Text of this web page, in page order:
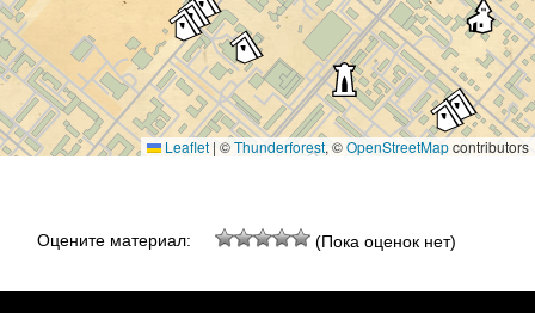
Leaflet | ©Thunderforest, ©OpenStreetMapcontributors
Оцените материал: (Пока оценок нет)